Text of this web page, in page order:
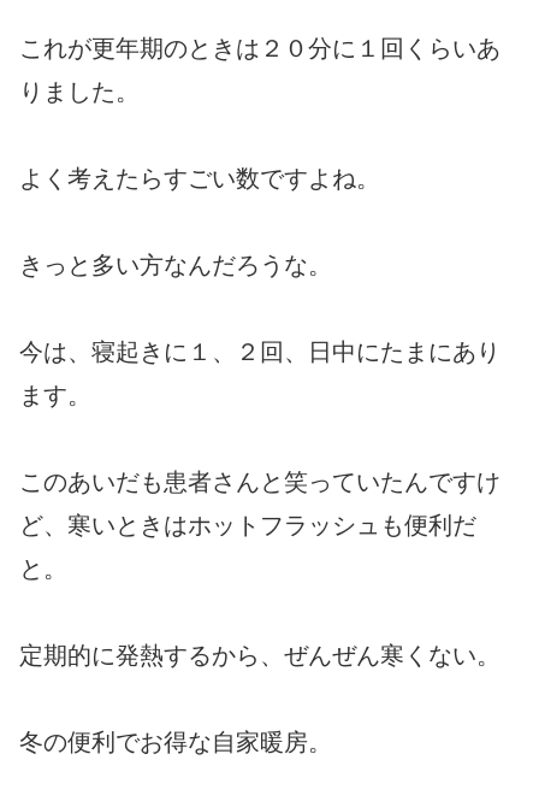
これが更年期のときは２０分に１回くらいあ
りました。
よく考えたらすごい数ですよね。
きっと多い方なんだろうな。
今は、寝起きに１、２回、日中にたまにあり
ます。
このあいだも患者さんと笑っていたんですけ
ど、寒いときはホットフラッシュも便利だ
と。
定期的に発熱するから、ぜんぜん寒くない。
冬の便利でお得な自家暖房。